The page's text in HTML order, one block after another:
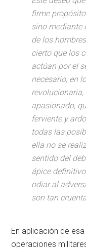
firme
sino mediante
de los
cierto que los
actúan por el
necesario, en
revolucionaria,
apasionado,
ferviente y
todas las
ella no se
sentido del
ápice
odiar al
son tan
En aplicación de
operaciones